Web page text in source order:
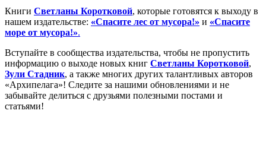
Книги Светланы Коротковой, которые готовятся к выходу в
нашем издательстве: «Спасите лес от мусора!» и «Спасите
море от мусора!».
Вступайте в сообщества издательства, чтобы не пропустить
информацию о выходе новых книг Светланы Коротковой,
Зули Стадник, а также многих других талантливых авторов
«Архипелага»! Следите за нашими обновлениями и не
забывайте делиться с друзьями полезными постами и
статьями!